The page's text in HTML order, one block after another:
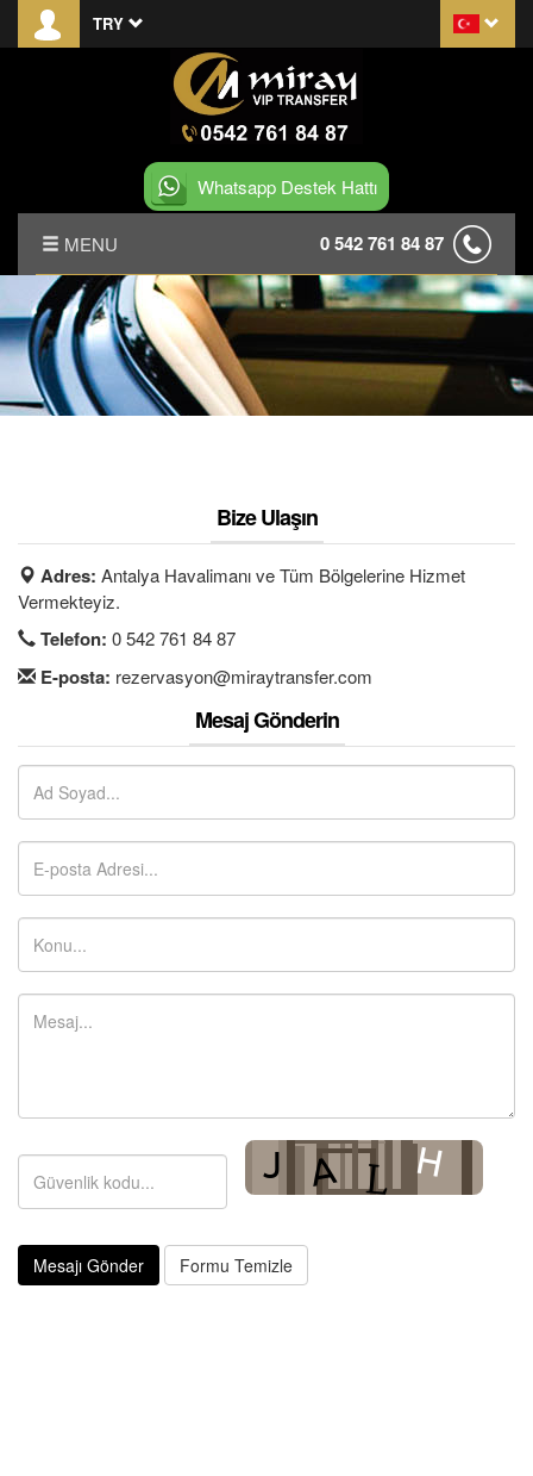
TRY
Whatsapp Destek Hattı
MENU 0 542 761 84 87
ANASAYFA
HAKKIMIZDA
TRANSFER KOŞULLARI
İLETİŞİM
Bize Ulaşın
Adres: Antalya Havalimanı ve Tüm Bölgelerine Hizmet
Vermekteyiz.
Telefon: 0 542 761 84 87
E-posta: rezervasyon@miraytransfer.com
Mesaj Gönderin